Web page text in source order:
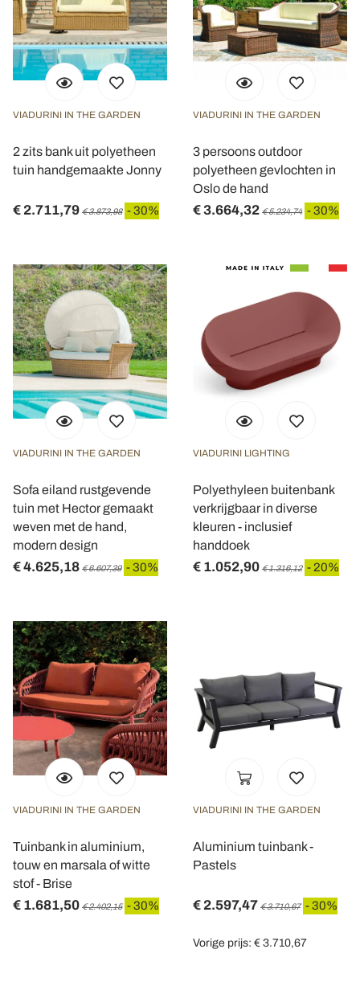
VIADURINI IN THE GARDEN
2 zits bank uit polyetheen
tuin handgemaakte Jonny
€ 2.711,79 € 3.873,98 - 30%
VIADURINI IN THE GARDEN
3 persoons outdoor
polyetheen gevlochten in
Oslo de hand
€ 3.664,32 € 5.234,74 - 30%
VIADURINI IN THE GARDEN
Sofa eiland rustgevende
tuin met Hector gemaakt
weven met de hand,
modern design
€ 4.625,18 € 6.607,39 - 30%
VIADURINI LIGHTING
Polyethyleen buitenbank
verkrijgbaar in diverse
kleuren - inclusief
handdoek
€ 1.052,90 € 1.316,12 - 20%
VIADURINI IN THE GARDEN
Tuinbank in aluminium,
touw en marsala of witte
stof - Brise
€ 1.681,50 € 2.402,15 - 30%
VIADURINI IN THE GARDEN
Aluminium tuinbank -
Pastels
€ 2.597,47 € 3.710,67 - 30%
Vorige prijs: € 3.710,67